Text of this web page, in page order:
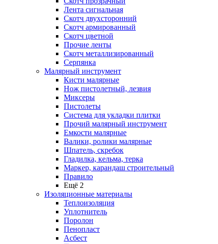
Лента сигнальная
Скотч двухсторонний
Скотч армированный
Скотч цветной
Прочие ленты
Скотч металлизированный
Серпянка
Малярный инструмент
Кисти малярные
Нож пистолетный, лезвия
Миксеры
Пистолеты
Система для укладки плитки
Прочий малярный инструмент
Емкости малярные
Валики, ролики малярные
Шпатель, скребок
Гладилка, кельма, терка
Маркер, карандаш строительный
Правило
Ещё 2
Изоляционные материалы
Теплоизоляция
Уплотнитель
Поролон
Пенопласт
Асбест